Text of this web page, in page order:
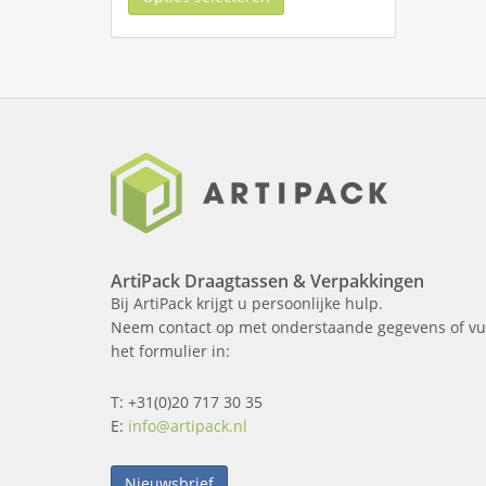
ArtiPack Draagtassen & Verpakkingen
Bij ArtiPack krijgt u persoonlijke hulp.
Neem contact op met onderstaande gegevens of
het formulier in:
T: +31(0)20 717 30 35
E: info@artipack.nl